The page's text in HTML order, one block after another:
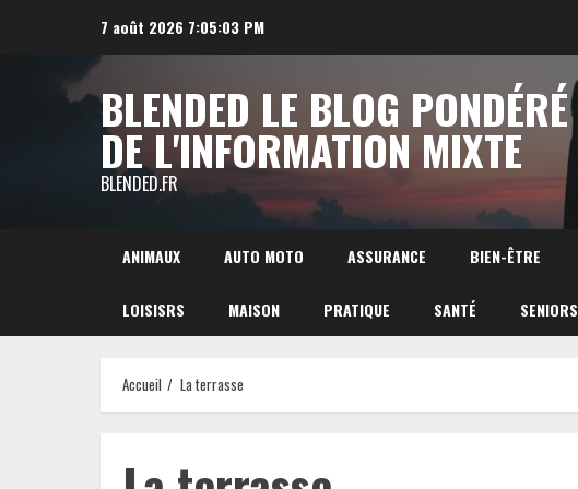
7 août 2026 7:05:04 PM
BLENDED LE BLOG PONDÉRÉ
DE L'INFORMATION MIXTE
BLENDED.FR
ANIMAUX AUTO MOTO ASSURANCE BIEN-ÊTRE
LOISISRS MAISON PRATIQUE SANTÉ SENIORS
Accueil La terrasse